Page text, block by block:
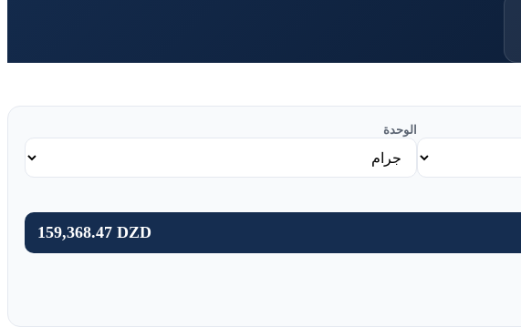
الوحدة
159,368.47 DZD